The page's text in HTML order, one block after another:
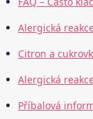
Alergická
Citron a
Alergická
Příbalová